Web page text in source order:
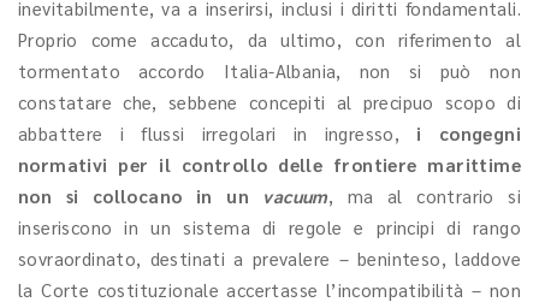
inevitabilmente, va a inserirsi, inclusi i diritti fondamentali.
Proprio come accaduto, da ultimo, con riferimento al
tormentato accordo Italia-Albania, non si può non
constatare che, sebbene concepiti al precipuo scopo di
abbattere i flussi irregolari in ingresso, i congegni
normativi per il controllo delle frontiere marittime
non si collocano in un vacuum, ma al contrario si
inseriscono in un sistema di regole e principi di rango
sovraordinato, destinati a prevalere – beninteso, laddove
la Corte costituzionale accertasse l’incompatibilità – non